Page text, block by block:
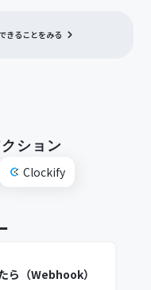
きることをみる
ション
Clockify
ら（Webhook）